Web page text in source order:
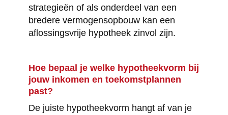
strategieën of als onderdeel van een
bredere vermogensopbouw kan een
aflossingsvrije hypotheek zinvol zijn.
Hoe bepaal je welke hypotheekvorm bij
jouw inkomen en toekomstplannen
past?
De juiste hypotheekvorm hangt af van je